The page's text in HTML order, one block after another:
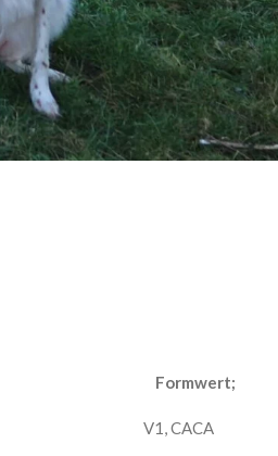
V1, CACA